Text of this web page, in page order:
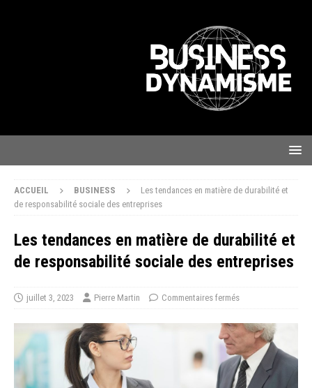
ACCUEIL BUSINESS
Les tendances en matière de durabilité et
de responsabilité sociale des entreprises
Les tendances en matière de durabilité et
de responsabilité sociale des entreprises
juillet 3, 2023 Pierre Martin Commentaires fermés